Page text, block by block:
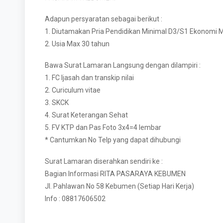
Adapun persyaratan sebagai berikut :
1. Diutamakan Pria Pendidikan Minimal D3/S1 Ekonomi
2. Usia Max 30 tahun
Bawa Surat Lamaran Langsung dengan dilampiri :
1. FC Ijasah dan transkip nilai
2. Curiculum vitae
3. SKCK
4. Surat Keterangan Sehat
5. FV KTP dan Pas Foto 3x4=4 lembar
* Cantumkan No Telp yang dapat dihubungi
Surat Lamaran diserahkan sendiri ke :
Bagian Informasi RITA PASARAYA KEBUMEN
Jl. Pahlawan No 58 Kebumen (Setiap Hari Kerja)
Info : 08817606502